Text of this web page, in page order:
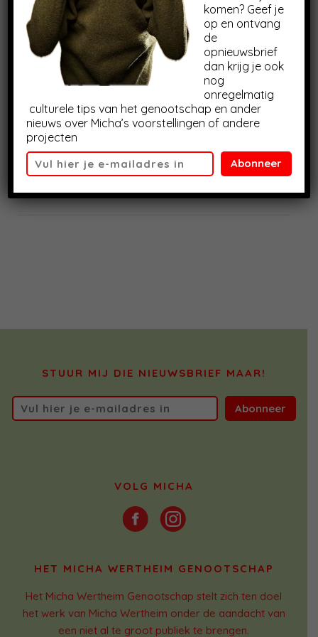
Micha toch goed genoeg bevonden voor uitzending.
De wereld ziet er inmiddels heel anders uit, maar de
vraag hoe we ons vallend staande moeten houden is
er alleen maar relevanter op geworden.
Schrijf je in voorde nieuwsbriefom te weten wanneer
deze opnamen waar te zien zijn….
STUUR MIJ DIE NIEUWSBRIEF MAAR!
Abonneer
VOLG MICHA
HET MICHA WERTHEIM GENOOTSCHAP
Het Micha Wertheim Genootschap stelt zich ten doel
het werk van Micha Wertheim onder de aandacht van
een niet al te groot publiek te brengen.
komen? Geef je
op en ontvang
de
opnieuwsbrief
dan krijg je ook
nog
onregelmatig
culturele tips van het genootschap en ander
nieuws over Micha’s voorstellingen of andere
projecten
Abonneer